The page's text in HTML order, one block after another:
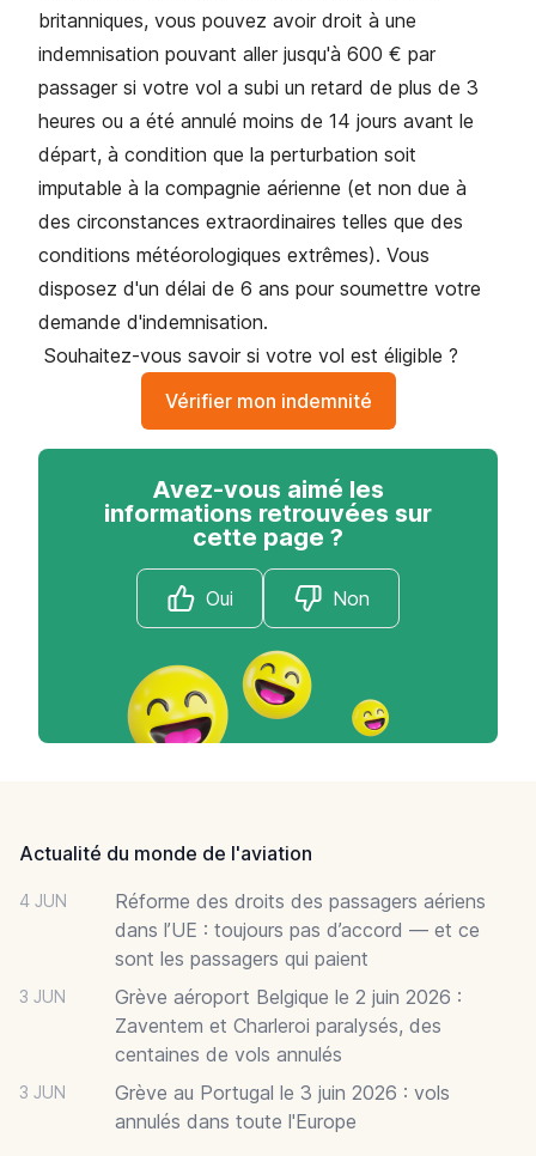
britanniques, vous pouvez avoir droit à une
indemnisation pouvant aller jusqu'à 600 € par
passager si votre vol a subi un retard de plus de 3
heures ou a été annulé moins de 14 jours avant le
départ, à condition que la perturbation soit
imputable à la compagnie aérienne (et non due à
des circonstances extraordinaires telles que des
conditions météorologiques extrêmes). Vous
disposez d'un délai de 6 ans pour soumettre votre
demande d'indemnisation.
Souhaitez-vous savoir si votre vol est éligible ?
Vérifier mon indemnité
Avez-vous aimé les
informations retrouvées sur
cette page ?
Oui Non
Actualité du monde de l'aviation
4 JUN
Réforme des droits des passagers aériens
dans l’UE : toujours pas d’accord — et ce
sont les passagers qui paient
3 JUN
Grève aéroport Belgique le 2 juin 2026 :
Zaventem et Charleroi paralysés, des
centaines de vols annulés
3 JUN
Grève au Portugal le 3 juin 2026 : vols
annulés dans toute l'Europe